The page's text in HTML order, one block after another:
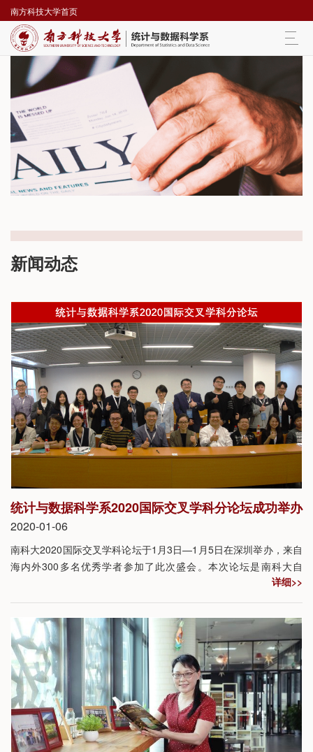
南方科技大学首页
新闻动态
统计与数据科学系2020国际交叉学科分论坛成功举办
2020-01-06
南科大2020国际交叉学科论坛于1月3日—1月5日在深圳举办，来自
海内外300多名优秀学者参加了此次盛会。本次论坛是南科大自
2016年以来，举办的第五界国际性交叉学科的交流会议，也是统计
与数据科学系2019年4月创系以来首次参加并主办的系分论坛会议。
会前我系共收到了来自美国、英国、新加坡、澳大利亚等海内外知
名高校和科研院所近30份申请，邀请了其中10位嘉宾参加了本次会
议。
详细>>